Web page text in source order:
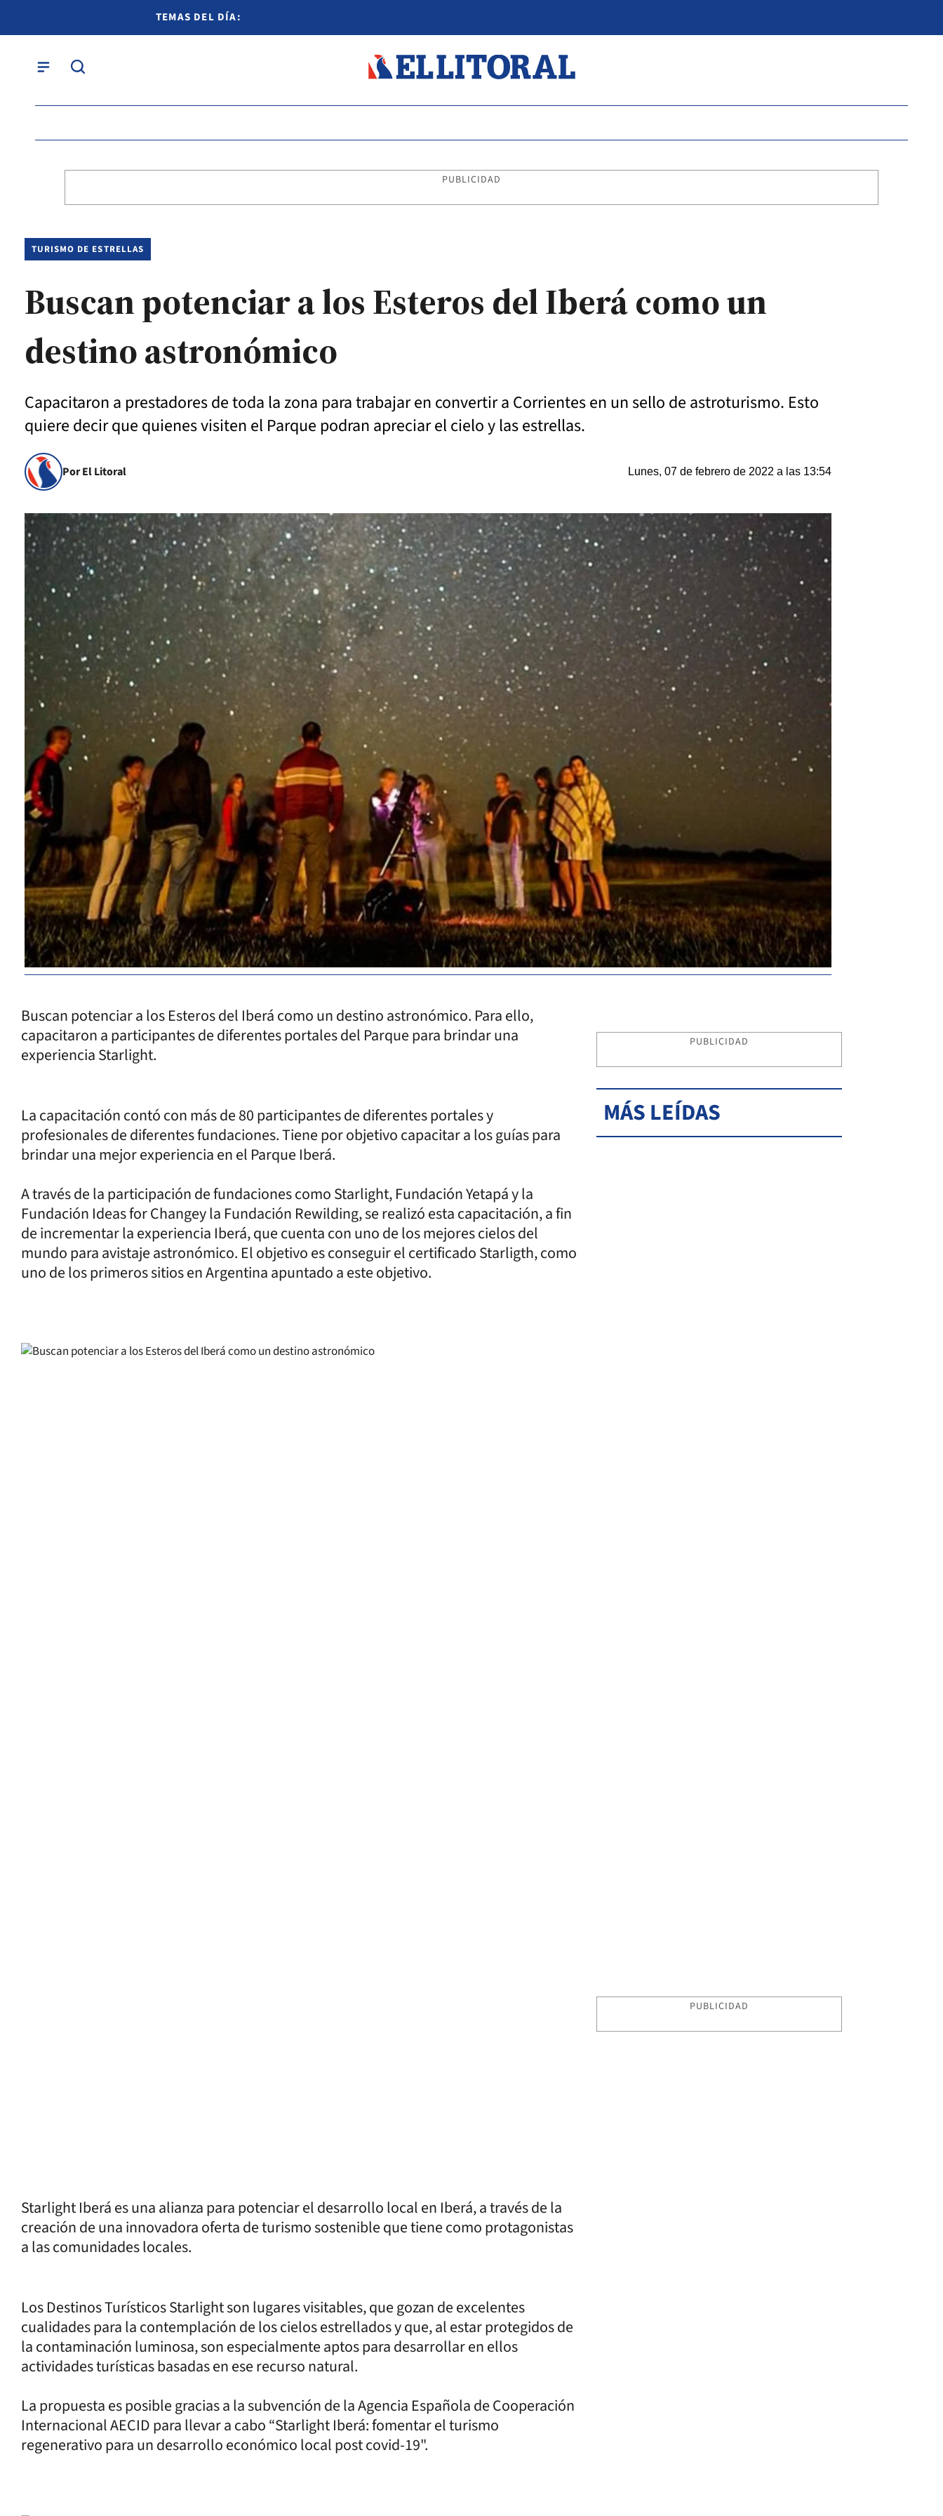
TEMAS DEL DÍA:
PUBLICIDAD
TURISMO DE ESTRELLAS
Buscan potenciar a los Esteros del Iberá como un
destino astronómico
Capacitaron a prestadores de toda la zona para trabajar en convertir a Corrientes en un sello de astroturismo. Esto
quiere decir que quienes visiten el Parque podran apreciar el cielo y las estrellas.
Por El Litoral Lunes, 07 de febrero de 2022 a las 13:54
Buscan potenciar a los Esteros del Iberá como un destino astronómico. Para ello,
capacitaron a participantes de diferentes portales del Parque para brindar una
experiencia Starlight.
La capacitación contó con más de 80 participantes de diferentes portales y
profesionales de diferentes fundaciones. Tiene por objetivo capacitar a los guías para
brindar una mejor experiencia en el Parque Iberá.
A través de la participación de fundaciones como Starlight, Fundación Yetapá y la
Fundación Ideas for Changey la Fundación Rewilding, se realizó esta capacitación, a fin
de incrementar la experiencia Iberá, que cuenta con uno de los mejores cielos del
mundo para avistaje astronómico. El objetivo es conseguir el certificado Starligth, como
uno de los primeros sitios en Argentina apuntado a este objetivo.
Starlight Iberá es una alianza para potenciar el desarrollo local en Iberá, a través de la
creación de una innovadora oferta de turismo sostenible que tiene como protagonistas
a las comunidades locales.
Los Destinos Turísticos Starlight son lugares visitables, que gozan de excelentes
cualidades para la contemplación de los cielos estrellados y que, al estar protegidos de
la contaminación luminosa, son especialmente aptos para desarrollar en ellos
actividades turísticas basadas en ese recurso natural.
La propuesta es posible gracias a la subvención de la Agencia Española de Cooperación
Internacional AECID para llevar a cabo “Starlight Iberá: fomentar el turismo
regenerativo para un desarrollo económico local post covid-19".
PUBLICIDAD
MÁS LEÍDAS
PUBLICIDAD